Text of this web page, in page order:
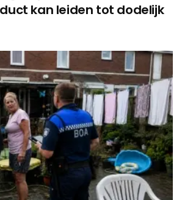
kan leiden tot dodelijk